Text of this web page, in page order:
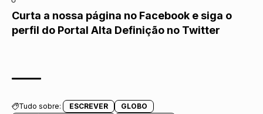
Curta a nossa página no Facebook e siga o
perfil do Portal Alta Definição no Twitter
Tudo sobre: ESCREVER
GLOBO